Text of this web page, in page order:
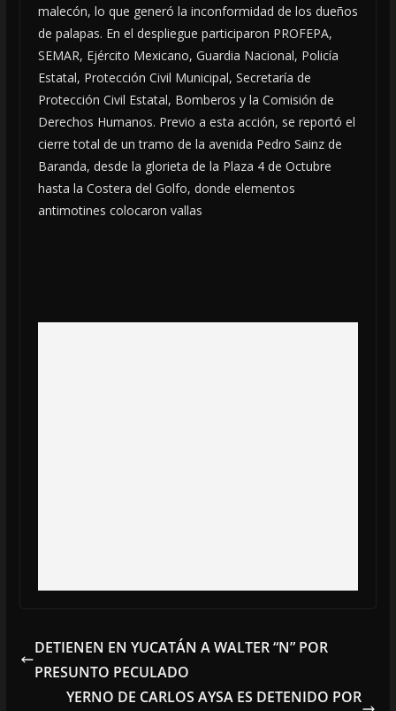
malecón, lo que generó la inconformidad de los dueños
de palapas. En el despliegue participaron PROFEPA,
SEMAR, Ejército Mexicano, Guardia Nacional, Policía
Estatal, Protección Civil Municipal, Secretaría de
Protección Civil Estatal, Bomberos y la Comisión de
Derechos Humanos. Previo a esta acción, se reportó el
cierre total de un tramo de la avenida Pedro Sainz de
Baranda, desde la glorieta de la Plaza 4 de Octubre
hasta la Costera del Golfo, donde elementos
antimotines colocaron vallas
DETIENEN EN YUCATÁN A WALTER “N” POR
PRESUNTO PECULADO
YERNO DE CARLOS AYSA ES DETENIDO POR